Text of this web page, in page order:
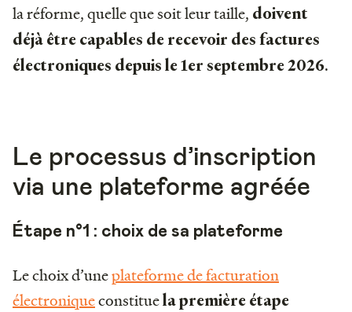
la réforme, quelle que soit leur taille, doivent
déjà être capables de recevoir des factures
électroniques depuis le 1er septembre 2026.
Le processus d’inscription
via une plateforme agréée
Étape n°1 : choix de sa plateforme
Le choix d’uneplateforme de facturation
électroniqueconstituela première étape